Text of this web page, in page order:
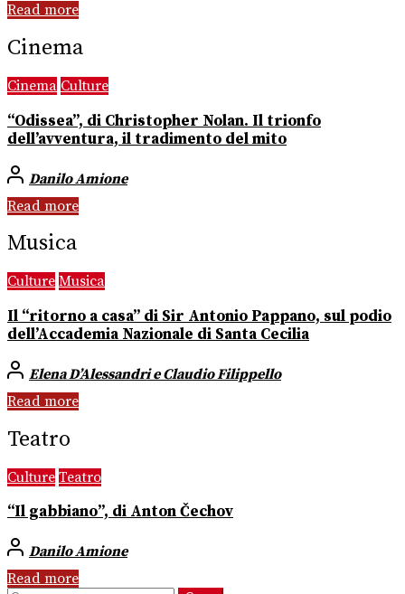
Read more
Cinema
Cinema Culture
“Odissea”, di Christopher Nolan. Il trionfo
dell’avventura, il tradimento del mito
Danilo Amione
Read more
Musica
Culture Musica
Il “ritorno a casa” di Sir Antonio Pappano, sul podio
dell’Accademia Nazionale di Santa Cecilia
Elena D’Alessandri e Claudio Filippello
Read more
Teatro
Culture Teatro
“Il gabbiano”, di Anton Čechov
Danilo Amione
Read more